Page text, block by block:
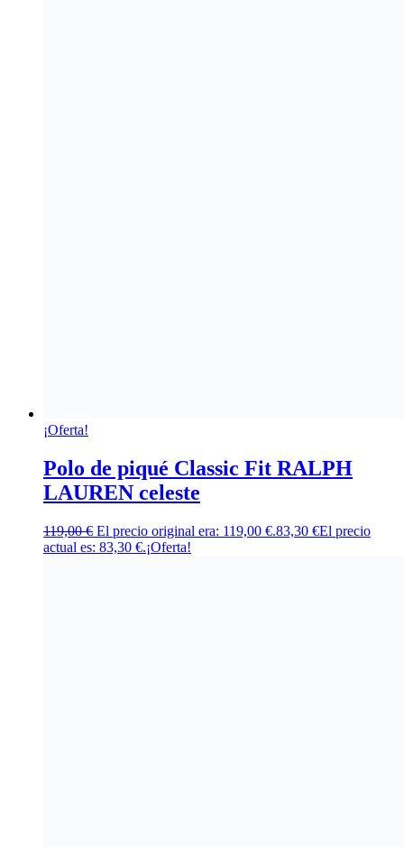
¡Oferta!
Polo de piqué Classic Fit RALPH
LAUREN celeste
119,00€ El precio original era: 119,00 €.83,30 €El precio
actual es: 83,30 €.¡Oferta!